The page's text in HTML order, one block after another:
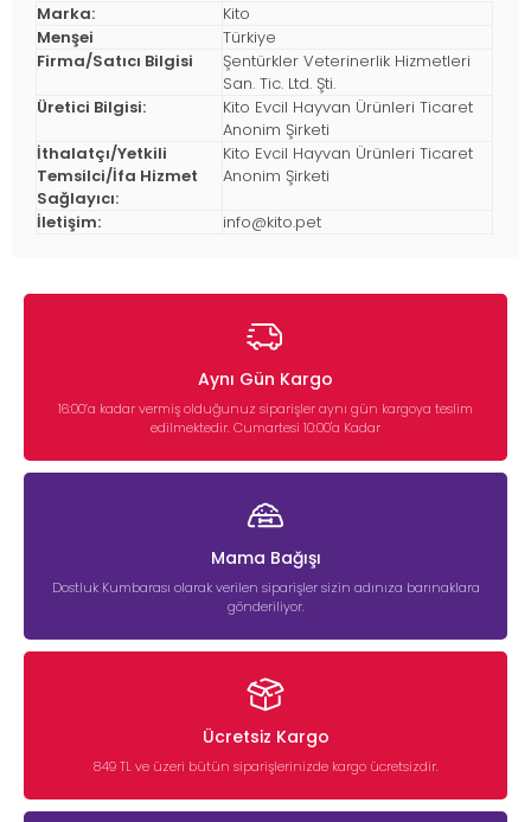
Marka:
Kito
Menşei
Türkiye
Firma/Satıcı Bilgisi
Şentürkler Veterinerlik Hizmetleri
San. Tic. Ltd. Şti.
Üretici Bilgisi:
Kito Evcil Hayvan Ürünleri Ticaret
Anonim Şirketi
İthalatçı/Yetkili
Temsilci/İfa Hizmet
Sağlayıcı:
Kito Evcil Hayvan Ürünleri Ticaret
Anonim Şirketi
İletişim: info@kito.pet
Aynı Gün Kargo
16:00’a kadar vermiş olduğunuz siparişler aynı gün kargoya teslim
edilmektedir. Cumartesi 10:00'a Kadar
Mama Bağışı
Dostluk Kumbarası olarak verilen siparişler sizin adınıza barınaklara
gönderiliyor.
Ücretsiz Kargo
849 TL ve üzeri bütün siparişlerinizde kargo ücretsizdir.